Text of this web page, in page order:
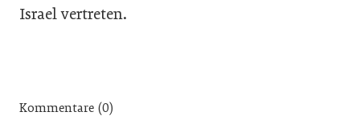
Israel vertreten.
Kommentare (0)